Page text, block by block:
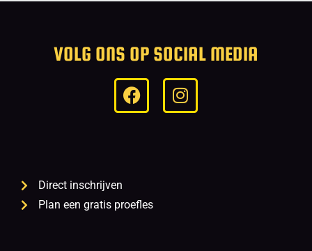
VOLG ONS OP SOCIAL MEDIA
Direct inschrijven
Plan een gratis proefles